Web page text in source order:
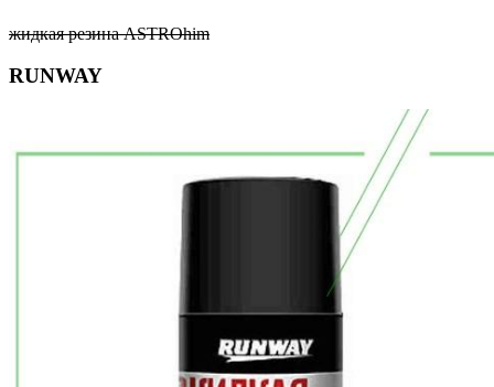
жидкая резина ASTROhim
RUNWAY